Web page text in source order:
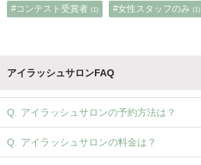
#コンテスト受賞者 (1) #女性スタッフのみ (1)
アイラッシュサロンFAQ
アイラッシュサロンの予約方法は？
アイラッシュサロンの料金は？